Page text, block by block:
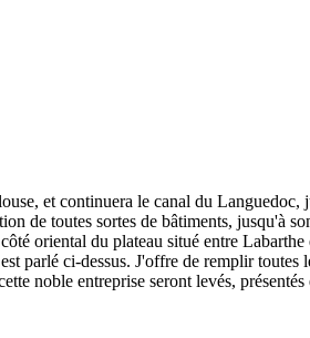
et continuera le canal du Languedoc,
de toutes sortes de bâtiments, jusqu'à
oriental du plateau situé entre Labarthe
parlé ci-dessus. J'offre de remplir toutes
noble entreprise seront levés, présentés